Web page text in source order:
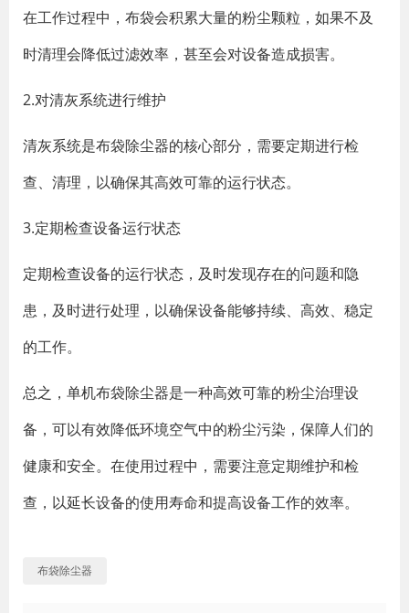
在工作过程中，布袋会积累大量的粉尘颗粒，如果不及
时清理会降低过滤效率，甚至会对设备造成损害。
2.对清灰系统进行维护
清灰系统是布袋除尘器的核心部分，需要定期进行检
查、清理，以确保其高效可靠的运行状态。
3.定期检查设备运行状态
定期检查设备的运行状态，及时发现存在的问题和隐
患，及时进行处理，以确保设备能够持续、高效、稳定
的工作。
总之，单机布袋除尘器是一种高效可靠的粉尘治理设
备，可以有效降低环境空气中的粉尘污染，保障人们的
健康和安全。在使用过程中，需要注意定期维护和检
查，以延长设备的使用寿命和提高设备工作的效率。
布袋除尘器